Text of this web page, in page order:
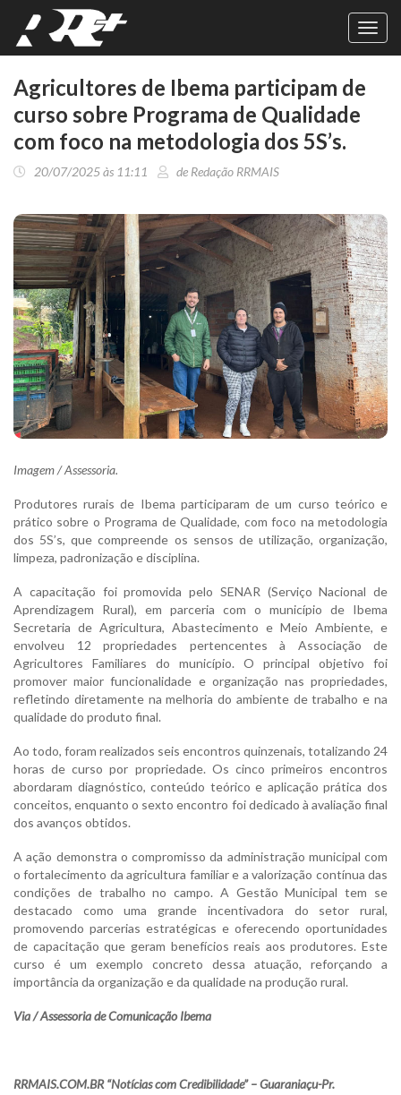
Agricultores de Ibema participam de
curso sobre Programa de Qualidade
com foco na metodologia dos 5S’s.
20/07/2025 às 11:11 de Redação RRMAIS
Imagem / Assessoria.
Produtores rurais de Ibema participaram de um curso teórico e
prático sobre o Programa de Qualidade, com foco na metodologia
dos 5S’s, que compreende os sensos de utilização, organização,
limpeza, padronização e disciplina.
A capacitação foi promovida pelo SENAR (Serviço Nacional de
Aprendizagem Rural), em parceria com o município de Ibema
Secretaria de Agricultura, Abastecimento e Meio Ambiente, e
envolveu 12 propriedades pertencentes à Associação de
Agricultores Familiares do município. O principal objetivo foi
promover maior funcionalidade e organização nas propriedades,
refletindo diretamente na melhoria do ambiente de trabalho e na
qualidade do produto final.
Ao todo, foram realizados seis encontros quinzenais, totalizando 24
horas de curso por propriedade. Os cinco primeiros encontros
abordaram diagnóstico, conteúdo teórico e aplicação prática dos
conceitos, enquanto o sexto encontro foi dedicado à avaliação final
dos avanços obtidos.
A ação demonstra o compromisso da administração municipal com
o fortalecimento da agricultura familiar e a valorização contínua das
condições de trabalho no campo. A Gestão Municipal tem se
destacado como uma grande incentivadora do setor rural,
promovendo parcerias estratégicas e oferecendo oportunidades
de capacitação que geram benefícios reais aos produtores. Este
curso é um exemplo concreto dessa atuação, reforçando a
importância da organização e da qualidade na produção rural.
Via / Assessoria de Comunicação Ibema
RRMAIS.COM.BR “Notícias com Credibilidade” – Guaraniaçu-Pr.